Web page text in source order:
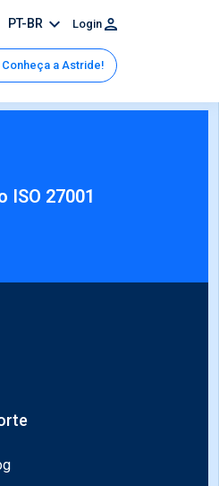
PT-BR Login
Conheça a Astride!
ISO 27001